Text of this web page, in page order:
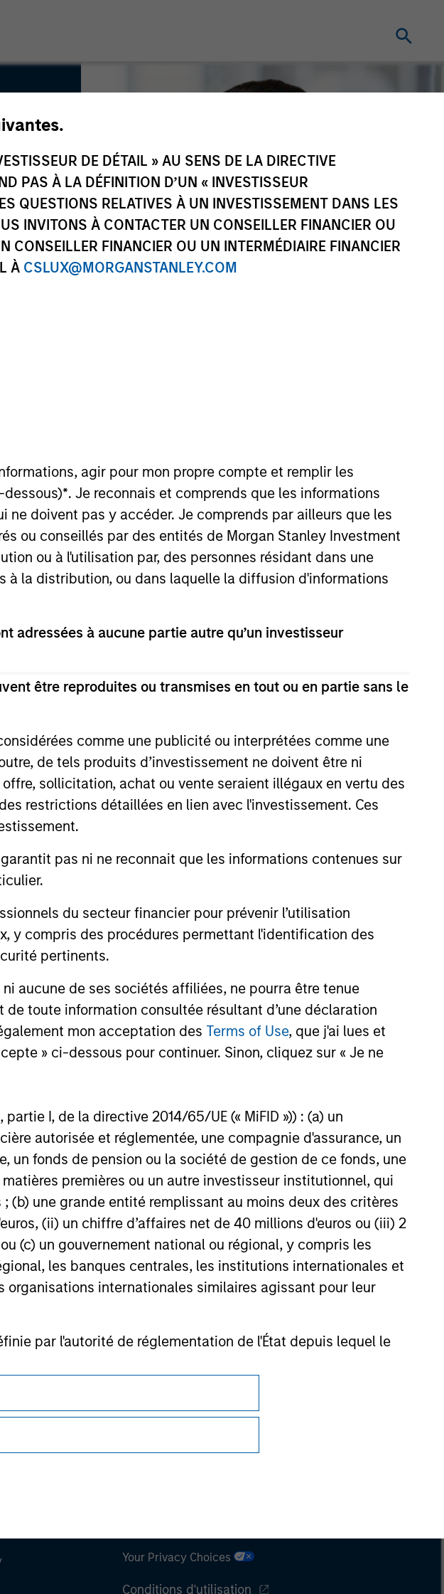
DE DÉTAIL » AU SENS DE LA DIRECTIVE
PAS À LA DÉFINITION D’UN « INVESTISSEUR
QUESTIONS RELATIVES À UN INVESTISSEMENT DANS LES
INVITONS À CONTACTER UN CONSEILLER FINANCIER OU
CONSEILLER FINANCIER OU UN INTERMÉDIAIRE FINANCIER
À CSLUX@MORGANSTANLEY.COM
agir pour mon propre compte et remplir les
*. Je reconnais et comprends que les informations
doivent pas y accéder. Je comprends par ailleurs que les
ou conseillés par des entités de Morgan Stanley Investment
ou à l'utilisation par, des personnes résidant dans une
la distribution, ou dans laquelle la diffusion d'informations
adressées à aucune partie autre qu’un investisseur
être reproduites ou transmises en tout ou en partie sans le
comme une publicité ou interprétées comme une
de tels produits d’investissement ne doivent être ni
sollicitation, achat ou vente seraient illégaux en vertu des
restrictions détaillées en lien avec l'investissement. Ces
pas ni ne reconnait que les informations contenues sur
du secteur financier pour prévenir l’utilisation
y compris des procédures permettant l'identification des
pertinents.
aucune de ses sociétés affiliées, ne pourra être tenue
toute information consultée résultant d’une déclaration
mon acceptation des Terms of Use, que j'ai lues et
» ci-dessous pour continuer. Sinon, cliquez sur « Je ne
I, de la directive 2014/65/UE (« MiFID »)) : (a) un
autorisée et réglementée, une compagnie d'assurance, un
fonds de pension ou la société de gestion de ce fonds, une
premières ou un autre investisseur institutionnel, qui
(b) une grande entité remplissant au moins deux des critères
(ii) un chiffre d’affaires net de 40 millions d'euros ou (iii) 2
(c) un gouvernement national ou régional, y compris les
les banques centrales, les institutions internationales et
organisations internationales similaires agissant pour leur
par l'autorité de réglementation de l'État depuis lequel le
Stanley in 2004 and has 19 years of industry
teams to help them achieve their
product, data and stewardship requirements.
Morgan Stanley’s Global Capital Markets group. In
Bonds and served on both the Executive
Navindu was also previously the Head of
earned a B.A. in natural sciences from the
herein does not constitute and should not be construed as an
in any jurisdiction in which such offer or solicitation,
jurisdiction.
additional risk considerations.
Your Privacy Choices
Conditions d'utilisation